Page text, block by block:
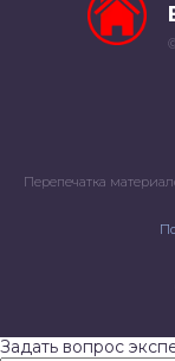
Перепечатка
Задать вопрос